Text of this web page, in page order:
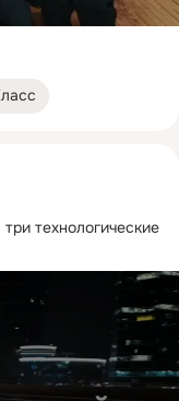
технологические